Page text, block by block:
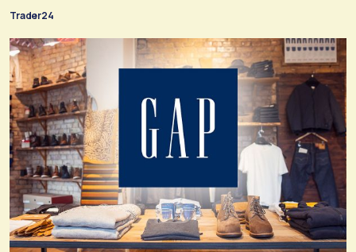
Trader24